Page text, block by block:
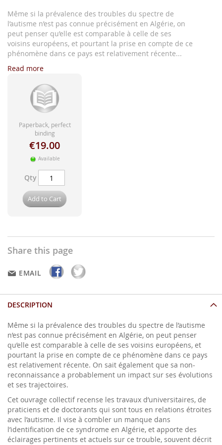
gallery
Même si la prévalence des troubles du spectre de
l’autisme n’est pas connue précisément en Algérie, on
peut penser qu’elle est comparable à celle de ses
voisins européens, et pourtant la prise en compte de ce
phénomène dans ce pays est relativement récente...
Read more
Paperback, perfect
binding
€19.00
Available
Qty
Add to Cart
Share this page
EMAIL
DESCRIPTION
Même si la prévalence des troubles du spectre de l’autisme
n’est pas connue précisément en Algérie, on peut penser
qu’elle est comparable à celle de ses voisins européens, et
pourtant la prise en compte de ce phénomène dans ce pays
est relativement récente. On sait également que sa non-
reconnaissance a probablement un impact sur ses évolutions
et ses trajectoires.
Cet ouvrage collectif recense les travaux d’universitaires, de
praticiens et de doctorants qui sont tous en relations étroites
avec l’autisme. Il vise à combler un manque dans
l’identification de ce syndrome en Algérie, et apporte des
éclairages pertinents et actuels sur ce trouble, souvent décrit